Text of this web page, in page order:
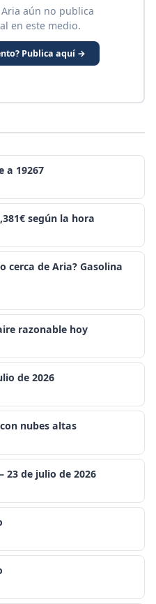
aún no publica
en este medio.
Publica aquí →
a 19267
según la hora
cerca de Aria? Gasolina
razonable hoy
de 2026
nubes altas
de julio de 2026